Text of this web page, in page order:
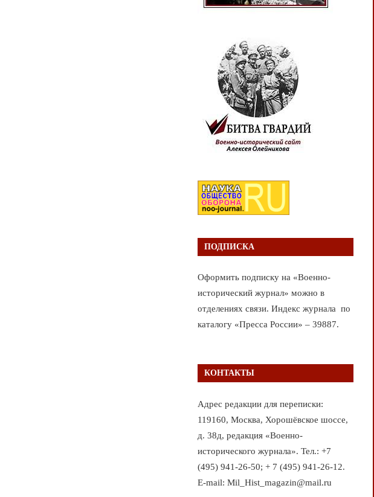
ПОДПИСКА
Оформить подписку на «Военно-
исторический журнал» можно в
отделениях связи. Индекс журнала по
каталогу «Пресса России» – 39887.
КОНТАКТЫ
Адрес редакции для переписки:
119160, Москва, Хорошёвское шоссе,
д. 38д, редакция «Военно-
исторического журнала». Тел.: +7
(495) 941-26-50; + 7 (495) 941-26-12.
E-mail: Mil_Hist_magazin@mail.ru